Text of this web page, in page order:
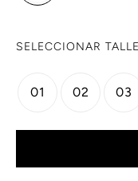
SELECCIONAR TALLE
01 02 03